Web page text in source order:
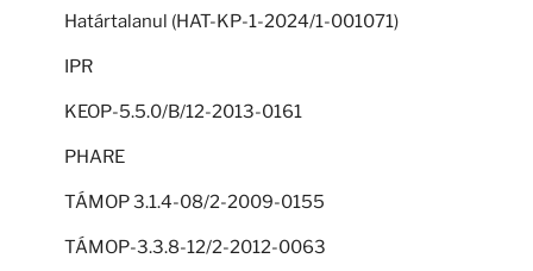
Határtalanul (HAT-KP-1-2024/1-001071)
IPR
KEOP-5.5.0/B/12-2013-0161
PHARE
TÁMOP 3.1.4-08/2-2009-0155
TÁMOP-3.3.8-12/2-2012-0063